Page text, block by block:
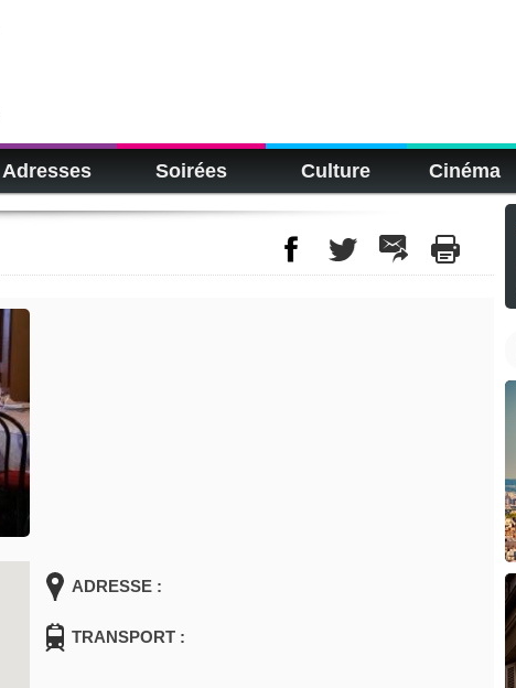
Adresses Soirées Culture Cinéma
ADRESSE :
TRANSPORT :